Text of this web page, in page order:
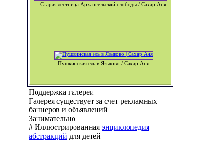
Старая лестница Архангельской слободы / Сахар Аня
Пушкинская ель в Языково / Сахар Аня
Поддержка галереи
Галерея существует за счет рекламных
баннеров и объявлений
Занимательно
# Иллюстрированная энциклопедия
абстракций для детей